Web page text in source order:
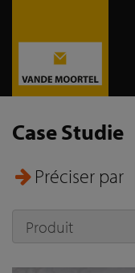
Case Studie
Préciser par